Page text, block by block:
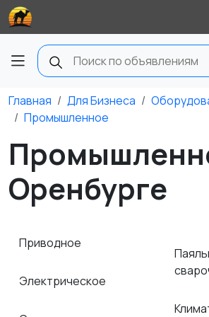
Главная Для Бизнеса
Промышленное
Оренбурге
Приводное
Электрическое